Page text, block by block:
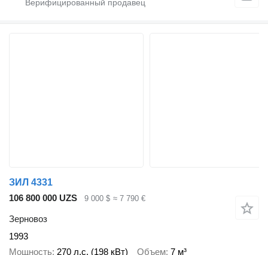
ЗИЛ 4331
106 800 000 UZS
9 000 $ ≈ 7 790 €
Зерновоз
1993
Мощность 270 л.с. (198 кВт) Объем 7 м³